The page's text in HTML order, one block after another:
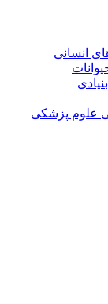
انسانی
علوم پزشکی